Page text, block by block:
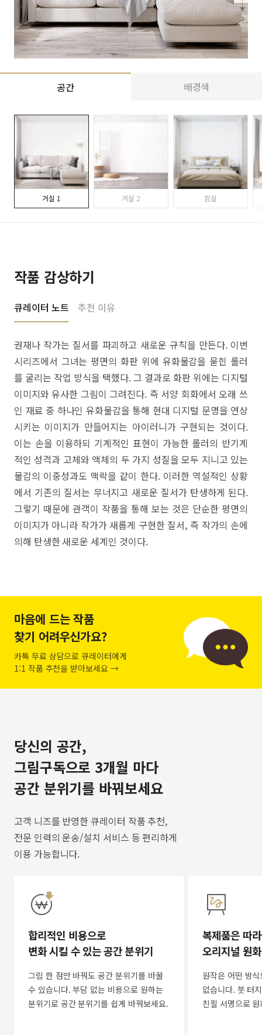
공간 배경색
거실 1 거실 2 침실
작품 감상하기
큐레이터 노트 추천 이유
권재나 작가는 질서를 파괴하고 새로운 규칙을 만든다. 이번
시리즈에서 그녀는 평면의 화판 위에 유화물감을 묻힌 롤러
를 굴리는 작업 방식을 택했다. 그 결과로 화판 위에는 디지털
이미지와 유사한 그림이 그려진다. 즉 서양 회화에서 오래 쓰
인 재료 중 하나인 유화물감을 통해 현대 디지털 문명을 연상
시키는 이미지가 만들어지는 아이러니가 구현되는 것이다.
이는 손을 이용하되 기계적인 표현이 가능한 롤러의 반기계
적인 성격과 고체와 액체의 두 가지 성질을 모두 지니고 있는
물감의 이중성과도 맥락을 같이 한다. 이러한 역설적인 상황
에서 기존의 질서는 무너지고 새로운 질서가 탄생하게 된다.
그렇기 때문에 관객이 작품을 통해 보는 것은 단순한 평면의
이미지가 아니라 작가가 새롭게 구현한 질서, 즉 작가의 손에
의해 탄생한 새로운 세계인 것이다.
마음에 드는 작품
찾기 어려우신가요?
카톡 무료 상담으로 큐레이터에게
1:1 작품 추천을 받아보세요 →
당신의 공간,
그림구독으로 3개월 마다
공간 분위기를 바꿔보세요
고객 니즈를 반영한 큐레이터 작품 추천,
전문 인력의 운송/설치 서비스 등 편리하게
이용 가능합니다.
합리적인 비용으로
변화 시킬 수 있는 공간 분위기
그림 한 점만 바꿔도 공간 분위기를 바꿀
수 있습니다. 부담 없는 비용으로 원하는
분위기로 공간 분위기를 쉽게 바꿔보세요.
복제품은 따
오리지널 원
원작은 어떤 방
없습니다. 붓 터
친필 서명으로